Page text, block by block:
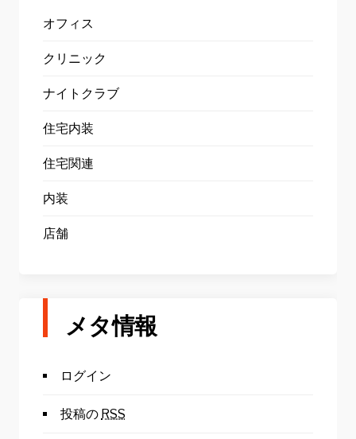
オフィス
クリニック
ナイトクラブ
住宅内装
住宅関連
内装
店舗
メタ情報
ログイン
投稿の RSS